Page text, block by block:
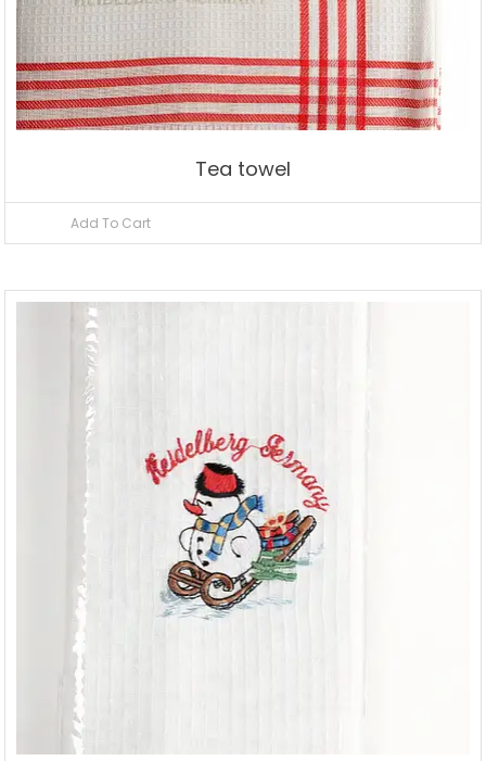
Tea towel
Add To Cart